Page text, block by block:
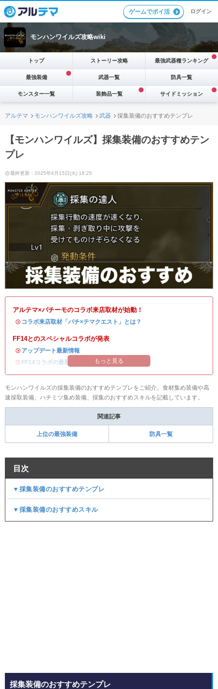
ゲームでポイ活 ログイン
モンハンワイルズ攻略wiki
トップ ストーリー攻略 最強武器種ランキング
最強装備 武器一覧 防具一覧
モンスター一覧 装飾品一覧 サイドミッション
アルテマ モンハンワイルズ攻略 武器 採集装備のおすすめテンプレ
【モンハンワイルズ】採集装備のおすすめテン
プレ
最終更新：2025年4月15日(火) 18:25
アルテマ×パチーモのコラボ来店取材が始動！
・ コラボ来店取材「パチ×テマクエスト」とは？
FF14とのスペシャルコラボが発表
・ アップデート最新情報
・ FF14コラボの最新情報 オメガ・プラネテス攻略
もっと見る
モンハンワイルズの採集装備のおすすめテンプレをご紹介。食材集め装備や高
速採取装備、ハチミツ集め装備、採集のおすすめスキルを記載しています。
関連記事
上位の最強装備 防具一覧
目次
▼採集装備のおすすめテンプレ
▼採集装備のおすすめスキル
採集装備のおすすめテンプレ